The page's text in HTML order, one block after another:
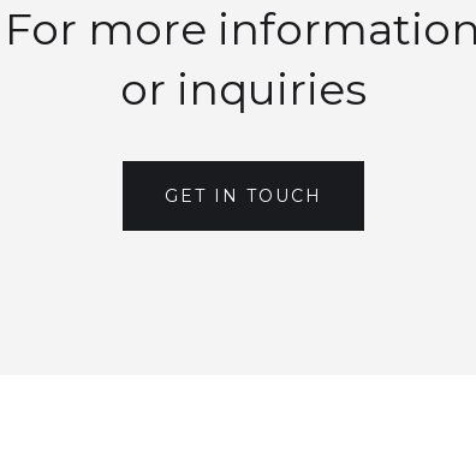
For more information
or inquiries
GET IN TOUCH